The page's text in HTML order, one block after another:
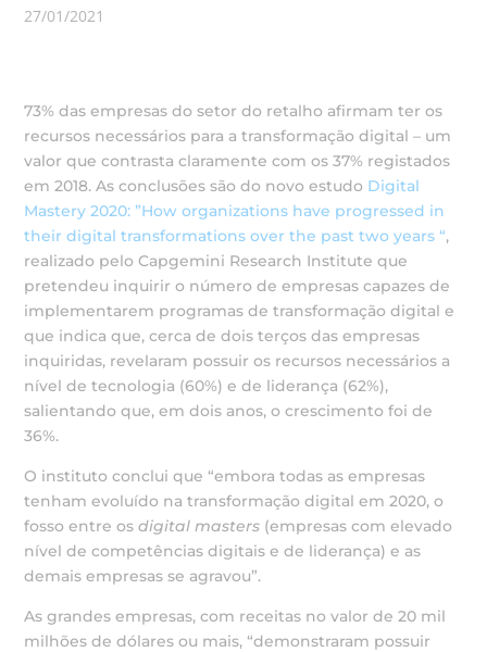
27/01/2021
73% das empresas do setor do retalho afirmam ter os
recursos necessários para a transformação digital – um
valor que contrasta claramente com os 37% registados
em 2018. As conclusões são do novo estudo Digital
Mastery 2020: ”How organizations have progressed in
their digital transformations over the past two years “,
realizado pelo Capgemini Research Institute que
pretendeu inquirir o número de empresas capazes de
implementarem programas de transformação digital e
que indica que, cerca de dois terços das empresas
inquiridas, revelaram possuir os recursos necessários a
nível de tecnologia (60%) e de liderança (62%),
salientando que, em dois anos, o crescimento foi de
36%.
O instituto conclui que “embora todas as empresas
tenham evoluído na transformação digital em 2020, o
fosso entre os digital masters (empresas com elevado
nível de competências digitais e de liderança) e as
demais empresas se agravou”.
As grandes empresas, com receitas no valor de 20 mil
milhões de dólares ou mais, “demonstraram possuir